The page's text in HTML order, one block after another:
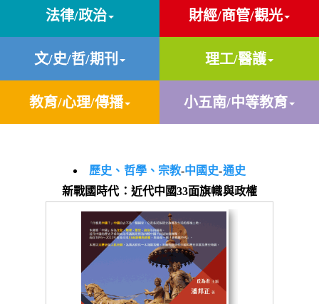
法律/政治 財經/商管/觀光
文/史/哲/期刊 理工/醫護
教育/心理/傳播 小五南/中等教育
歷史、哲學、宗教-中國史-通史
新戰國時代：近代中國33面旗幟與政權